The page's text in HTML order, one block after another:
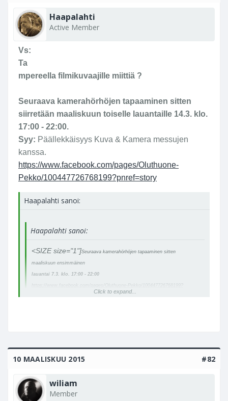
Haapalahti
Active Member
Vs:
Ta
mpereella filmikuvaajille miittiä ?
Seuraava kamerahörhöjen tapaaminen sitten
siirretään maaliskuun toiselle lauantaille 14.3. klo.
17:00 - 22:00.
Syy: Päällekkäisyys Kuva & Kamera messujen
kanssa.
https://www.facebook.com/pages/Oluthuone-
Pekko/100447726768199?pnref=story
Haapalahti sanoi:
Haapalahti sanoi:
<SIZE size="1"]Seuraava kamerahörhöjen tapaaminen sitten
maaliskuun ensimmäinen
lauantai 7.3. klo. 17:00 - 22:00
https://www.facebook.com/pages/Oluthuone-Pekko/100447726768199?
Click to expand...
10 MAALISKUU 2015 #82
wiliam
Member